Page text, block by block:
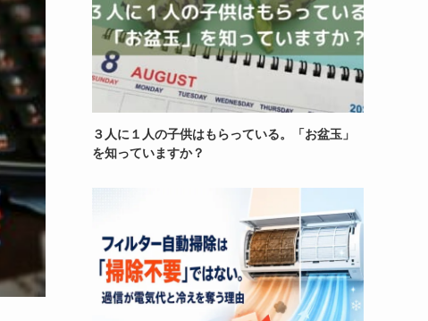
３人に１人の子供はもらっている。「お盆玉」
を知っていますか？